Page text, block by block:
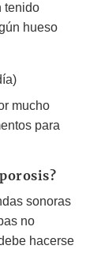
tenido
hueso
mucho
para
sonoras
no
hacerse